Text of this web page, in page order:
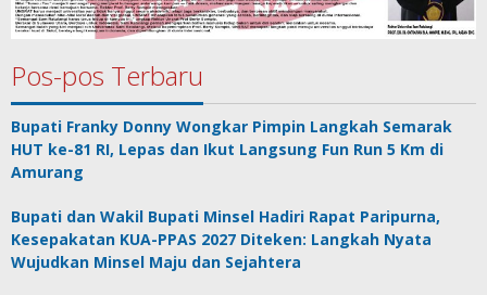
Pos-pos Terbaru
Bupati Franky Donny Wongkar Pimpin Langkah Semarak
HUT ke-81 RI, Lepas dan Ikut Langsung Fun Run 5 Km di
Amurang
Bupati dan Wakil Bupati Minsel Hadiri Rapat Paripurna,
Kesepakatan KUA-PPAS 2027 Diteken: Langkah Nyata
Wujudkan Minsel Maju dan Sejahtera